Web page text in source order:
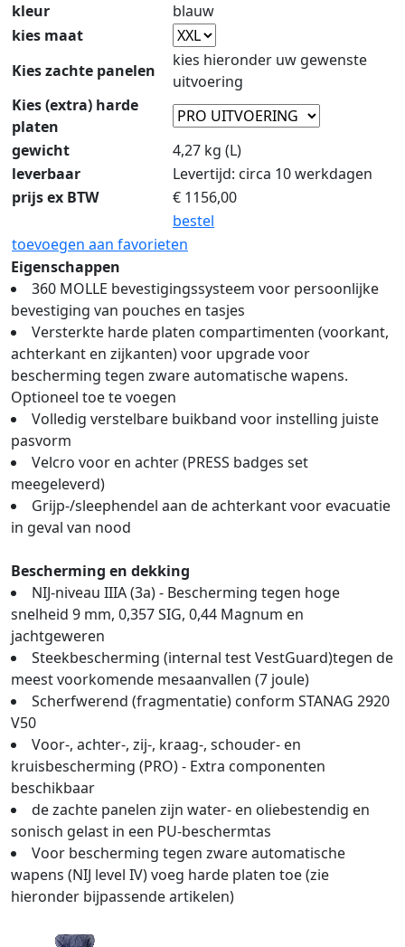
kleur
blauw
kies maat
Kies zachte panelen
kies hieronder uw gewenste
uitvoering
Kies (extra) harde
platen
gewicht
4,27 kg (L)
leverbaar
Levertijd: circa 10 werkdagen
prijs ex BTW
€ 1156,00
bestel
toevoegen aan favorieten
Eigenschappen
360 MOLLE bevestigingssysteem voor persoonlijke
bevestiging van pouches en tasjes
Versterkte harde platen compartimenten (voorkant,
achterkant en zijkanten) voor upgrade voor
bescherming tegen zware automatische wapens.
Optioneel toe te voegen
Volledig verstelbare buikband voor instelling juiste
pasvorm
Velcro voor en achter (PRESS badges set
meegeleverd)
Grijp-/sleephendel aan de achterkant voor evacuatie
in geval van nood
Bescherming en dekking
NIJ-niveau IIIA (3a) - Bescherming tegen hoge
snelheid 9 mm, 0,357 SIG, 0,44 Magnum en
jachtgeweren
Steekbescherming (internal test VestGuard)tegen de
meest voorkomende mesaanvallen (7 joule)
Scherfwerend (fragmentatie) conform STANAG 2920
V50
Voor-, achter-, zij-, kraag-, schouder- en
kruisbescherming (PRO) - Extra componenten
beschikbaar
de zachte panelen zijn water- en oliebestendig en
sonisch gelast in een PU-beschermtas
Voor bescherming tegen zware automatische
wapens (NIJ level IV) voeg harde platen toe (zie
hieronder bijpassende artikelen)